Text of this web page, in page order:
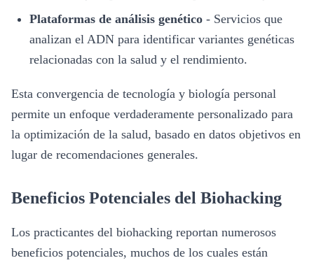
Plataformas de análisis genético - Servicios que
analizan el ADN para identificar variantes genéticas
relacionadas con la salud y el rendimiento.
Esta convergencia de tecnología y biología personal
permite un enfoque verdaderamente personalizado para
la optimización de la salud, basado en datos objetivos en
lugar de recomendaciones generales.
Beneficios Potenciales del Biohacking
Los practicantes del biohacking reportan numerosos
beneficios potenciales, muchos de los cuales están